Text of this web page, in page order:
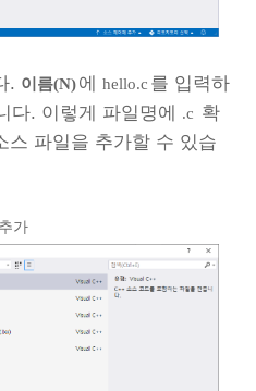
. 이름(N)에 hello.c 를 입력하
다. 이렇게 파일명에 .c 확
스 파일을 추가할 수 있습
가